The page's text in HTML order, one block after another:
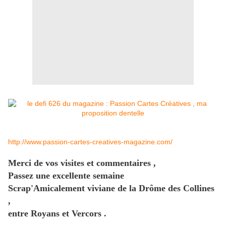
http://www.passion-cartes-creatives-magazine.com/
Merci de vos visites et commentaires ,
Passez une excellente semaine
Scrap'Amicalement viviane de la Drôme des Collines
,
entre Royans et Vercors .